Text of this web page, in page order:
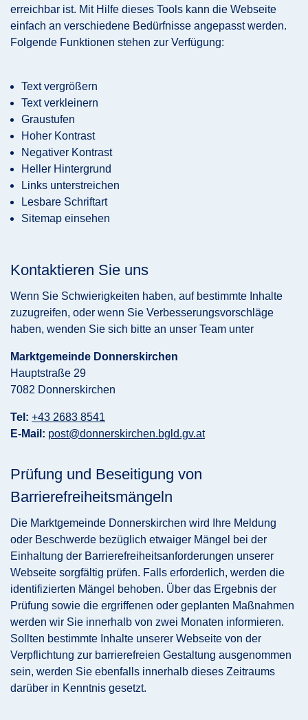
erreichbar ist. Mit Hilfe dieses Tools kann die Webseite
einfach an verschiedene Bedürfnisse angepasst werden.
Folgende Funktionen stehen zur Verfügung:
Text vergrößern
Text verkleinern
Graustufen
Hoher Kontrast
Negativer Kontrast
Heller Hintergrund
Links unterstreichen
Lesbare Schriftart
Sitemap einsehen
Kontaktieren Sie uns
Wenn Sie Schwierigkeiten haben, auf bestimmte Inhalte
zuzugreifen, oder wenn Sie Verbesserungsvorschläge
haben, wenden Sie sich bitte an unser Team unter
Marktgemeinde Donnerskirchen
Hauptstraße 29
7082 Donnerskirchen
Tel: +43 2683 8541
E-Mail: post@donnerskirchen.bgld.gv.at
Prüfung und Beseitigung von
Barrierefreiheitsmängeln
Die Marktgemeinde Donnerskirchen wird Ihre Meldung
oder Beschwerde bezüglich etwaiger Mängel bei der
Einhaltung der Barrierefreiheitsanforderungen unserer
Webseite sorgfältig prüfen. Falls erforderlich, werden die
identifizierten Mängel behoben. Über das Ergebnis der
Prüfung sowie die ergriffenen oder geplanten Maßnahmen
werden wir Sie innerhalb von zwei Monaten informieren.
Sollten bestimmte Inhalte unserer Webseite von der
Verpflichtung zur barrierefreien Gestaltung ausgenommen
sein, werden Sie ebenfalls innerhalb dieses Zeitraums
darüber in Kenntnis gesetzt.